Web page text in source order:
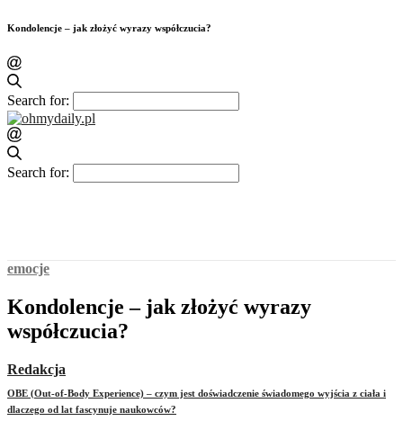
Kondolencje – jak złożyć wyrazy współczucia?
Search for:
Search for:
OBE (Out-of-Body Experience) – czym jest doświadczenie świadomego wyjścia z ciała i
dlaczego od lat fascynuje naukowców?
emocje
Kondolencje – jak złożyć wyrazy
współczucia?
Redakcja